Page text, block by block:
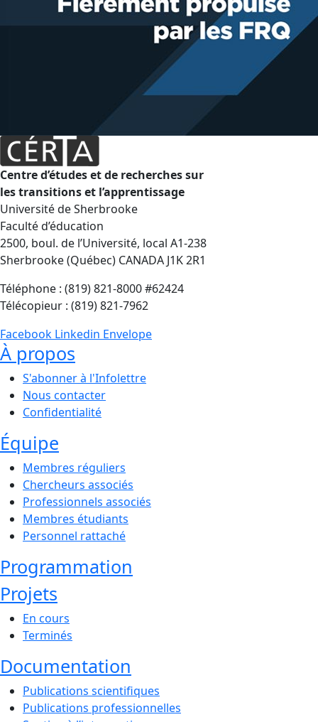
Centre d’études et de recherches sur
les transitions et l’apprentissage
Université de Sherbrooke
Faculté d’éducation
2500, boul. de l’Université, local A1-238
Sherbrooke (Québec) CANADA J1K 2R1
Téléphone : (819) 821-8000 #62424
Télécopieur : (819) 821-7962
Facebook Linkedin Envelope
À propos
S'abonner à l'Infolettre
Nous contacter
Confidentialité
Équipe
Membres réguliers
Chercheurs associés
Professionnels associés
Membres étudiants
Personnel rattaché
Programmation
Projets
En cours
Terminés
Documentation
Publications scientifiques
Publications professionnelles